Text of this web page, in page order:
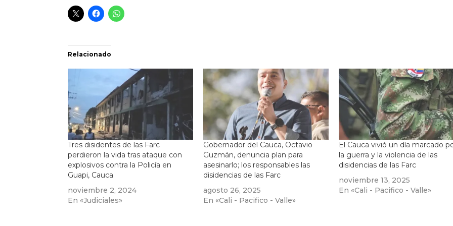
Relacionado
Tres disidentes de las Farc
perdieron la vida tras ataque con
explosivos contra la Policía en
Guapi, Cauca
noviembre 2, 2024
En «Judiciales»
Gobernador del Cauca, Octavio
Guzmán, denuncia plan para
asesinarlo; los responsables las
disidencias de las Farc
agosto 26, 2025
En «Cali - Pacifico - Valle»
El Cauca vivió un día marcado
la guerra y la violencia de las
disidencias de las Farc
noviembre 13, 2025
En «Cali - Pacifico - Valle»